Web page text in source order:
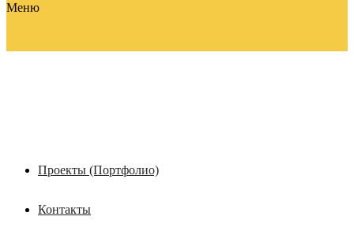
Меню
Проекты (Портфолио)
Контакты